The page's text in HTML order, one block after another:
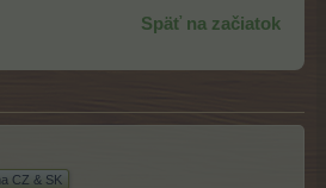
Späť na začiatok
CZ & SK